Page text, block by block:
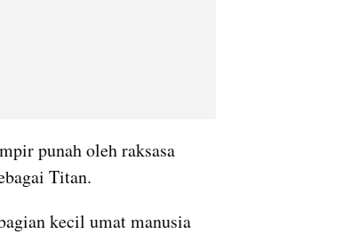
punah oleh raksasa
Titan.
kecil umat manusia